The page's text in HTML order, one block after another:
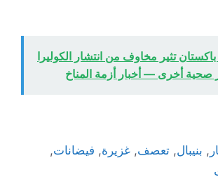
تثير مخاوف من انتشار الكوليرا
صحية أخرى — أخبار أزمة المناخ
, بنيبال,تعصف,غزيرة, فيضانات,